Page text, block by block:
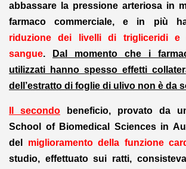
abbassare la pressione arteriosa in
farmaco commerciale, e in più
riduzione dei livelli di trigliceridi e
sangue.
Dal momento che i
utilizzati hanno spesso effetti
dell’estratto di foglie di ulivo non è da
Il secondo beneficio, provato da
School of Biomedical Sciences in
del miglioramento della funzione
studio, effettuato sui ratti,